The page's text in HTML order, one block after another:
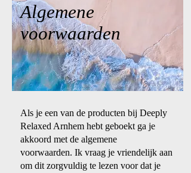
Algemene
voorwaarden
Als je een van de producten bij Deeply
Relaxed Arnhem hebt geboekt ga je
akkoord met de algemene
voorwaarden. Ik vraag je vriendelijk aan
om dit zorgvuldig te lezen voor dat je